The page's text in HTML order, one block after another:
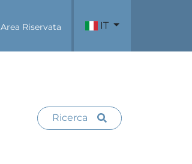
Area Riservata IT
Ricerca